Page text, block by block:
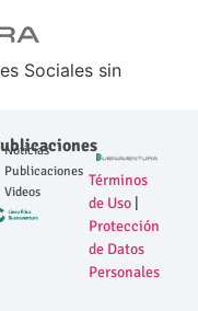
Sociales sin
Noticias
Publicaciones
Videos
Términos
de Uso
Protección
de Datos
Personales